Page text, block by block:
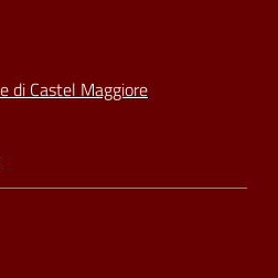
di Castel Maggiore